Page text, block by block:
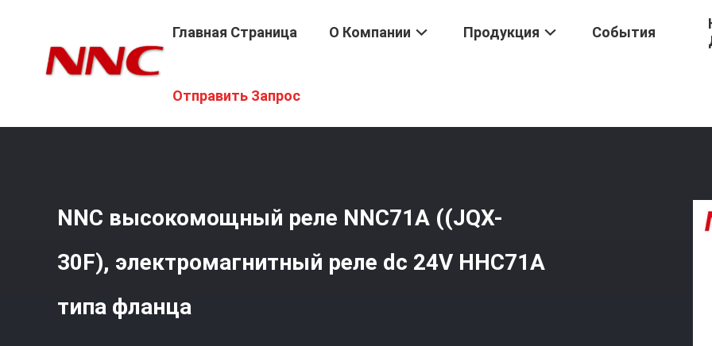
Главная Страница О Компании Продукция События
Отправить Запрос
NNC высокомощный реле NNC71A ((JQX-
30F), электромагнитный реле dc 24V HHC71A
типа фланца